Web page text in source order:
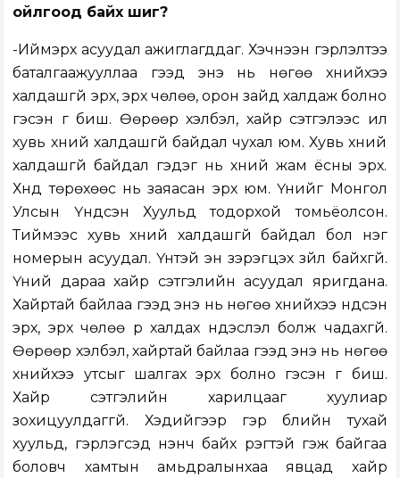
ойлгоод байх шиг?
-Иймэрхүү асуудал ажиглагддаг. Хэчнээн гэрлэлтээ
баталгаажууллаа гээд энэ нь нөгөө хүнийхээ
халдашгүй эрх, эрх чөлөө, орон зайд халдаж болно
гэсэн үг биш. Өөрөөр хэлбэл, хайр сэтгэлээс илүү
хувь хүний халдашгүй байдал чухал юм. Хувь хүний
халдашгүй байдал гэдэг нь хүний жам ёсны эрх.
Хүнд төрөхөөс нь заяасан эрх юм. Үүнийг Монгол
Улсын Үндсэн Хуульд тодорхой томьёолсон.
Тиймээс хувь хүний халдашгүй байдал бол нэг
номерын асуудал. Үүнтэй эн зэрэгцэх зүйл байхгүй.
Үүний дараа хайр сэтгэлийн асуудал яригдана.
Хайртай байлаа гээд энэ нь нөгөө хүнийхээ үндсэн
эрх, эрх чөлөө рүү халдах үндэслэл болж чадахгүй.
Өөрөөр хэлбэл, хайртай байлаа гээд энэ нь нөгөө
хүнийхээ утсыг шалгах эрх болно гэсэн үг биш.
Хайр сэтгэлийн харилцааг хуулиар
зохицуулдаггүй. Хэдийгээр гэр бүлийн тухай
хуульд, гэрлэгсэд үнэнч байх үүрэгтэй гэж байгаа
боловч хамтын амьдралынхаа явцад хайр